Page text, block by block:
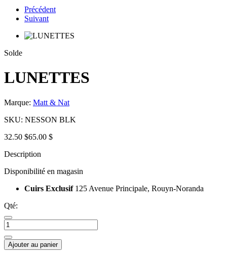
Précédent
Suivant
Solde
LUNETTES
Marque: Matt & Nat
SKU: NESSON BLK
32.50 $65.00 $
Description
Disponibilité en magasin
Cuirs Exclusif 125 Avenue Principale, Rouyn-Noranda
Qté:
Ajouter au panier